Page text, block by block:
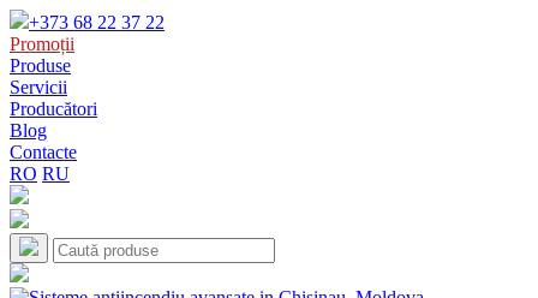
+373 68 22 37 22
Promoții
Produse
Servicii
Producători
Blog
Contacte
RO RU